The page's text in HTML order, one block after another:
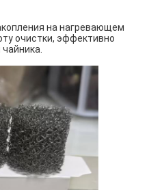
на нагревающем
очистки, эффективно